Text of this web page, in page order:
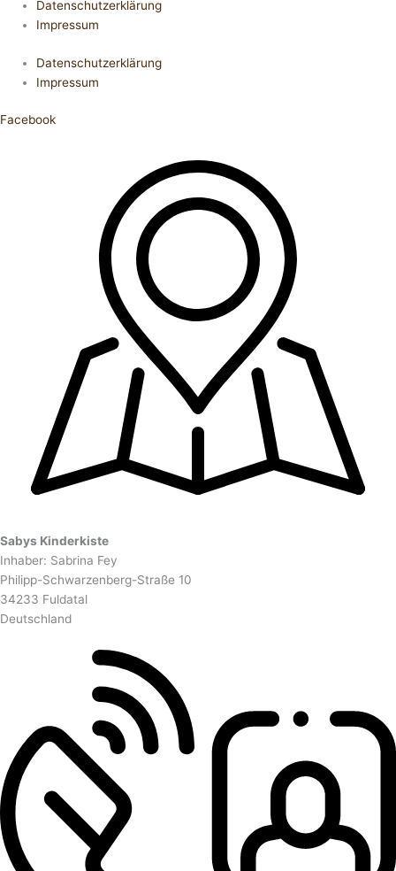
Datenschutzerklärung
Impressum
Datenschutzerklärung
Impressum
Facebook
Sabys Kinderkiste
Inhaber: Sabrina Fey
Philipp-Schwarzenberg-Straße 10
34233 Fuldatal
Deutschland